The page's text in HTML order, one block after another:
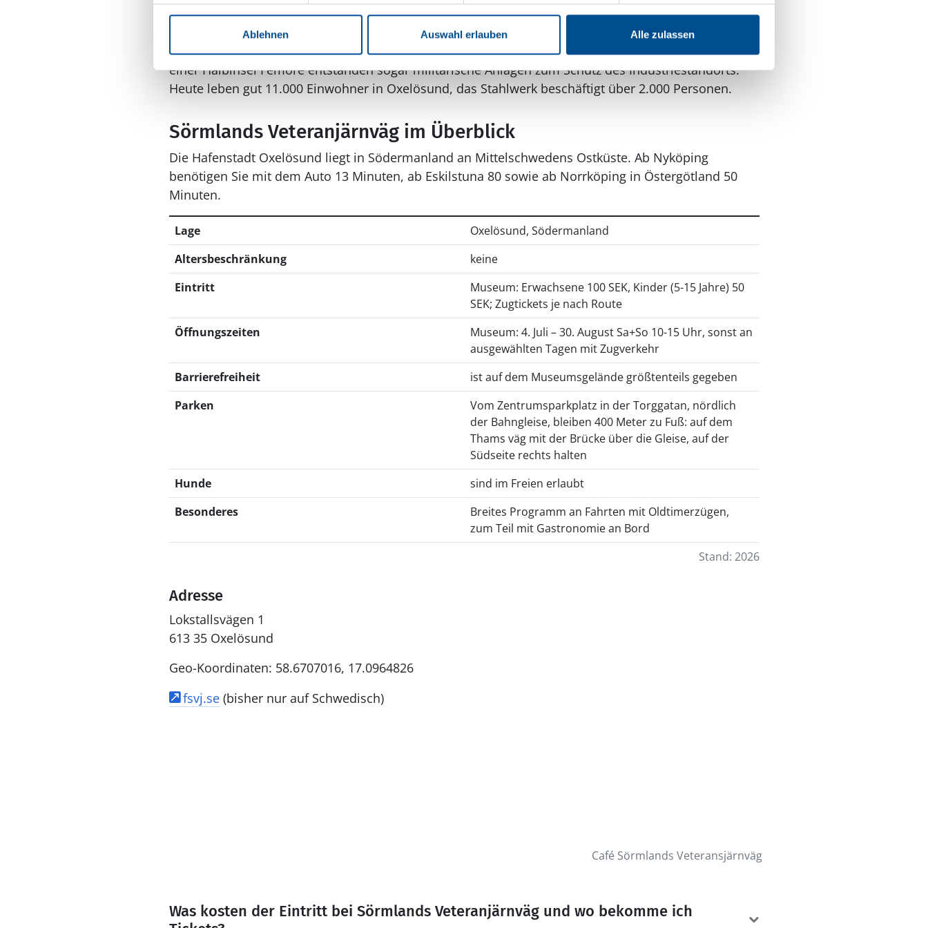
Ablehnen Auswahl erlauben Alle zulassen
1955 musste fast die komplette Ortschaft verlegt werden, um das Stahlwerk mit mehr Kapazität
neu errichten und den Hafen vergrößern zu können. Endlich wurde die Eisenbahn elektrifiziert. Auf
einer Halbinsel Femöre entstanden sogar militärische Anlagen zum Schutz des Industriestandorts.
Heute leben gut 11.000 Einwohner in Oxelösund, das Stahlwerk beschäftigt über 2.000 Personen.
Sörmlands Veteranjärnväg im Überblick
Die Hafenstadt Oxelösund liegt in Södermanland an Mittelschwedens Ostküste. Ab Nyköping
benötigen Sie mit dem Auto 13 Minuten, ab Eskilstuna 80 sowie ab Norrköping in Östergötland 50
Minuten.
Stand: 2026
Lage
Oxelösund, Södermanland
Altersbeschränkung
keine
Eintritt
Museum: Erwachsene 100 SEK, Kinder (5-15 Jahre) 50
SEK; Zugtickets je nach Route
Öffnungszeiten
Museum: 4. Juli – 30. August Sa+So 10-15 Uhr, sonst an
ausgewählten Tagen mit Zugverkehr
Barrierefreiheit
ist auf dem Museumsgelände größtenteils gegeben
Parken
Vom Zentrumsparkplatz in der Torggatan, nördlich
der Bahngleise, bleiben 400 Meter zu Fuß: auf dem
Thams väg mit der Brücke über die Gleise, auf der
Südseite rechts halten
Hunde
sind im Freien erlaubt
Besonderes
Breites Programm an Fahrten mit Oldtimerzügen,
zum Teil mit Gastronomie an Bord
Café Sörmlands Veteransjärnväg
Adresse
Lokstallsvägen 1
613 35 Oxelösund
Geo-Koordinaten: 58.6707016, 17.0964826
fsvj.se(bisher nur auf Schwedisch)
Was kosten der Eintritt bei Sörmlands Veteranjärnväg und wo bekomme ich